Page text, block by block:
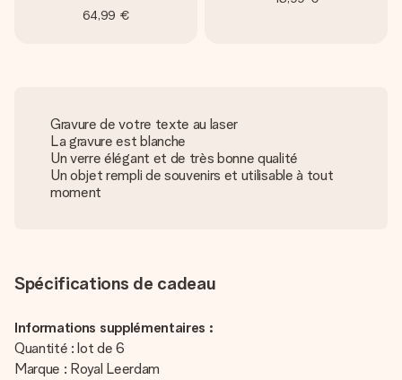
64,99 €
Gravure de votre texte au laser
La gravure est blanche
Un verre élégant et de très bonne qualité
Un objet rempli de souvenirs et utilisable à tout
moment
Spécifications de cadeau
Informations supplémentaires :
Quantité : lot de 6
Marque : Royal Leerdam